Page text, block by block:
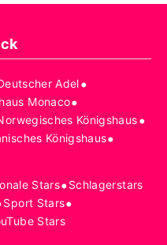
Adel•
Monaco•
Königshaus•
Königshaus•
Stars•Schlagerstars
Sport Stars•
Stars